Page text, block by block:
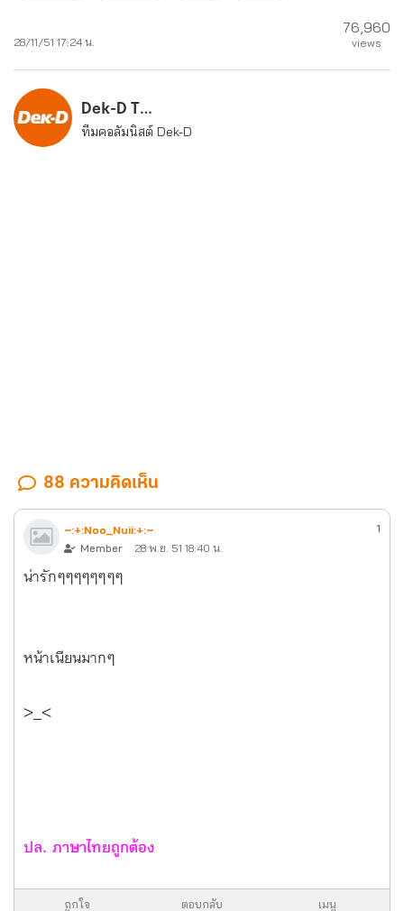
28/11/51 17:24 น.
76,960
views
Dek-D Team
ทีมคอลัมนิสต์ Dek-D
88 ความคิดเห็น
~:+:Noo_Nuii:+:~
Member
28 พ.ย. 51 18:40 น.
1
น่ารักๆๆๆๆๆๆๆๆ
หน้าเนียนมากๆ
>_<
ปล. ภาษาไทยถูกต้อง
ถูกใจ ตอบกลับ เมนู